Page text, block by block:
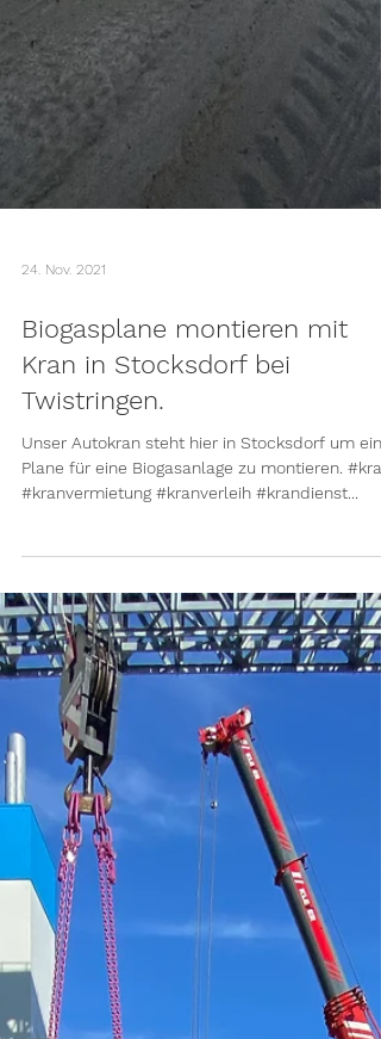
24. Nov. 2021
Biogasplane montieren mit
Kran in Stocksdorf bei
Twistringen.
Unser Autokran steht hier in Stocksdorf um eine